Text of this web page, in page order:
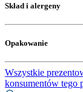
Skład i alergeny
Opakowanie
Wszystkie
konsumentów tego